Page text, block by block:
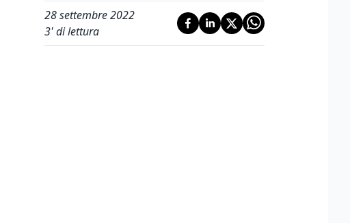
28 settembre 2022
3' di lettura